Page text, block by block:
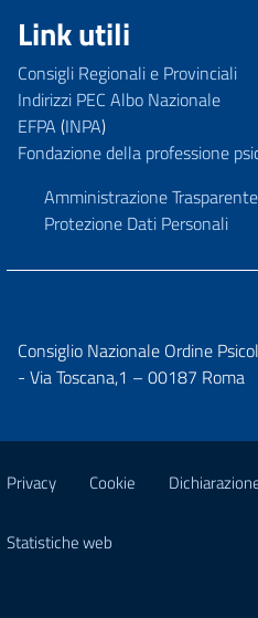
Link utili
Consigli Regionali e Provinciali
Indirizzi PEC Albo Nazionale
EFPA (INPA)
Fondazione della professione
Amministrazione Trasparente
Protezione Dati Personali
Consiglio Nazionale Ordine
- Via Toscana,1 – 00187 Roma
Privacy Cookie
Statistiche web